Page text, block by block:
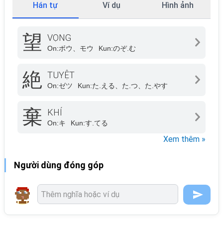
Hán tự Ví dụ Hình ảnh
望 VỌNG
On:ボウ、モウ Kun:のぞ.む
絶 TUYỆT
On:ゼツ Kun:た.える、た.つ、た.やす
棄 KHÍ
On:キ Kun:す.てる
Xem thêm »
Người dùng đóng góp